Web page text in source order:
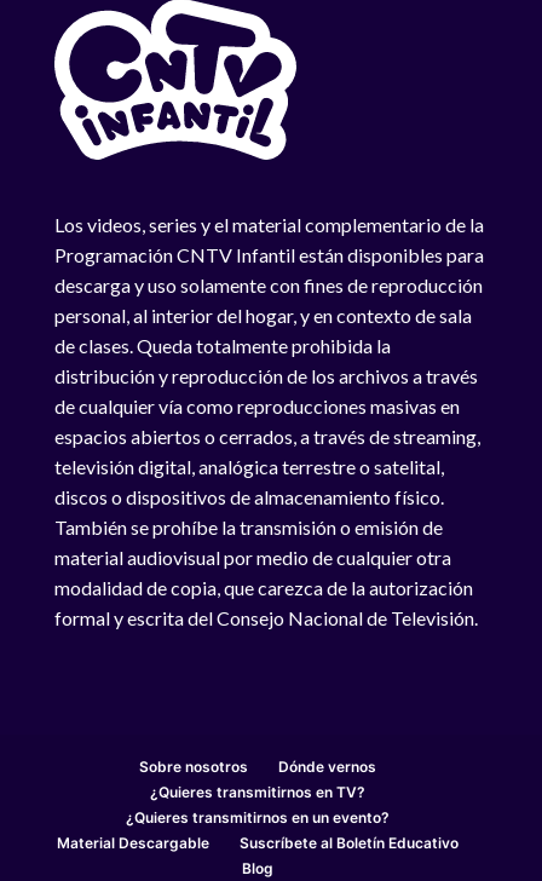
Los videos, series y el material complementario de la
Programación CNTV Infantil están disponibles para
descarga y uso solamente con fines de reproducción
personal, al interior del hogar, y en contexto de sala
de clases. Queda totalmente prohibida la
distribución y reproducción de los archivos a través
de cualquier vía como reproducciones masivas en
espacios abiertos o cerrados, a través de streaming,
televisión digital, analógica terrestre o satelital,
discos o dispositivos de almacenamiento físico.
También se prohíbe la transmisión o emisión de
material audiovisual por medio de cualquier otra
modalidad de copia, que carezca de la autorización
formal y escrita del Consejo Nacional de Televisión.
Sobre nosotros
Dónde vernos
¿Quieres transmitirnos en TV?
¿Quieres transmitirnos en un evento?
Material Descargable
Suscríbete al Boletín Educativo
Blog